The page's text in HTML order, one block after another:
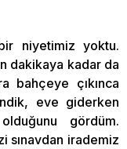
niyetimiz yoktu.
dakikaya kadar da
bahçeye çıkınca
eve giderken
gördüm.
sınavdan irademiz